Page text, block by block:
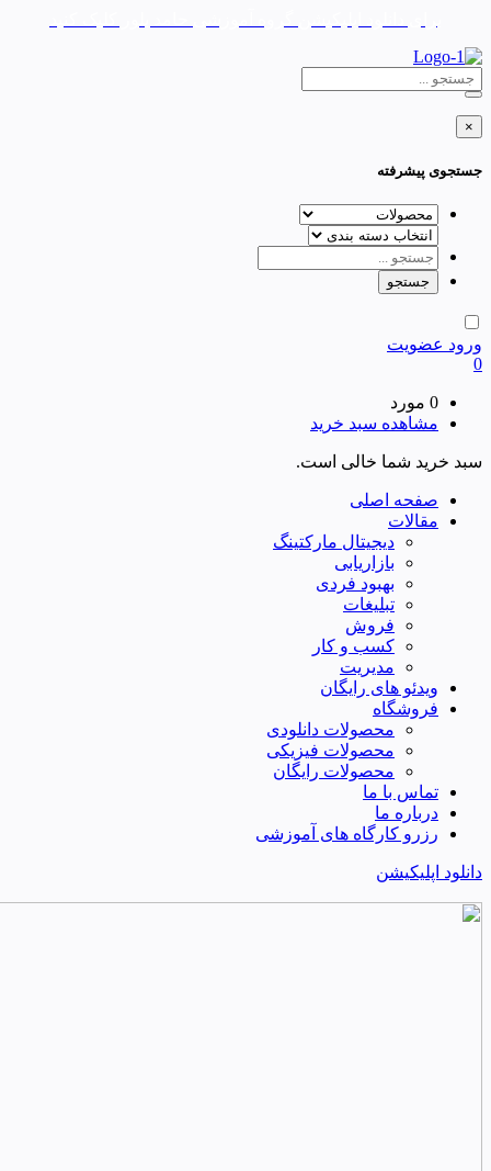
×
جستجوی پیشرفته
ورود عضویت
0
0 مورد
مشاهده سبد خرید
سبد خرید شما خالی است.
صفحه اصلی
مقالات
دیجیتال مارکتینگ
بازاریابی
بهبود فردی
تبلیغات
فروش
کسب و کار
مدیریت
ویدئو های رایگان
فروشگاه
محصولات دانلودی
محصولات فیزیکی
محصولات رایگان
تماس با ما
درباره ما
رزرو کارگاه های آموزشی
دانلود اپلیکیشن